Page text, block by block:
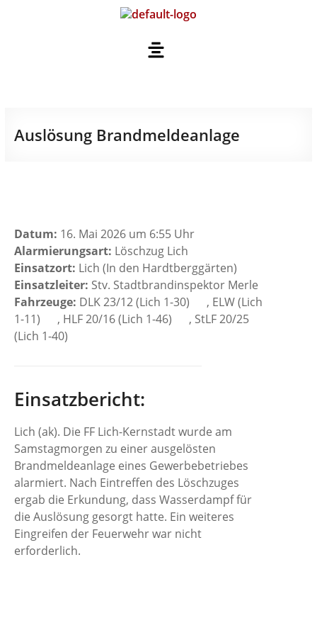
Auslösung Brandmeldeanlage
Datum: 16. Mai 2026 um 6:55 Uhr
Alarmierungsart: Löschzug Lich
Einsatzort: Lich (In den Hardtberggärten)
Einsatzleiter: Stv. Stadtbrandinspektor Merle
Fahrzeuge: DLK 23/12 (Lich 1-30)
, ELW (Lich
1-11)
, HLF 20/16 (Lich 1-46)
, StLF 20/25
(Lich 1-40)
Einsatzbericht:
Lich (ak). Die FF Lich-Kernstadt wurde am
Samstagmorgen zu einer ausgelösten
Brandmeldeanlage eines Gewerbebetriebes
alarmiert. Nach Eintreffen des Löschzuges
ergab die Erkundung, dass Wasserdampf für
die Auslösung gesorgt hatte. Ein weiteres
Eingreifen der Feuerwehr war nicht
erforderlich.